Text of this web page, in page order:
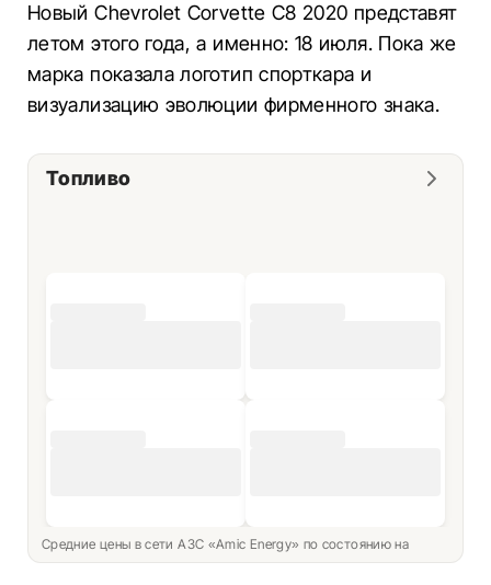
Новый Chevrolet Corvette C8 2020 представят
летом этого года, а именно: 18 июля. Пока же
марка показала логотип спорткара и
визуализацию эволюции фирменного знака.
Топливо
Средние цены в сети АЗС «Amic Energy» по состоянию на